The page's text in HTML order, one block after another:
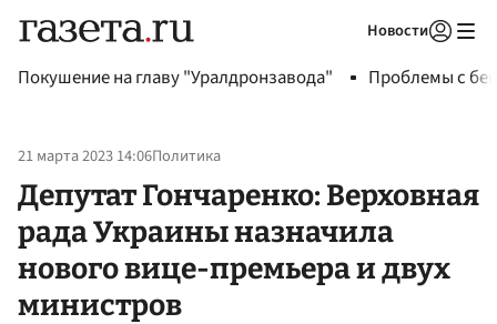
Новости
Покушение на главу "Уралдронзавода" Проблемы с
21 марта 2023 14:06Политика
Депутат Гончаренко: Верховная
рада Украины назначила
нового вице-премьера и двух
министров